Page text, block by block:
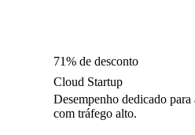
71% de desconto
Cloud Startup
Desempenho dedicado para
com tráfego alto.